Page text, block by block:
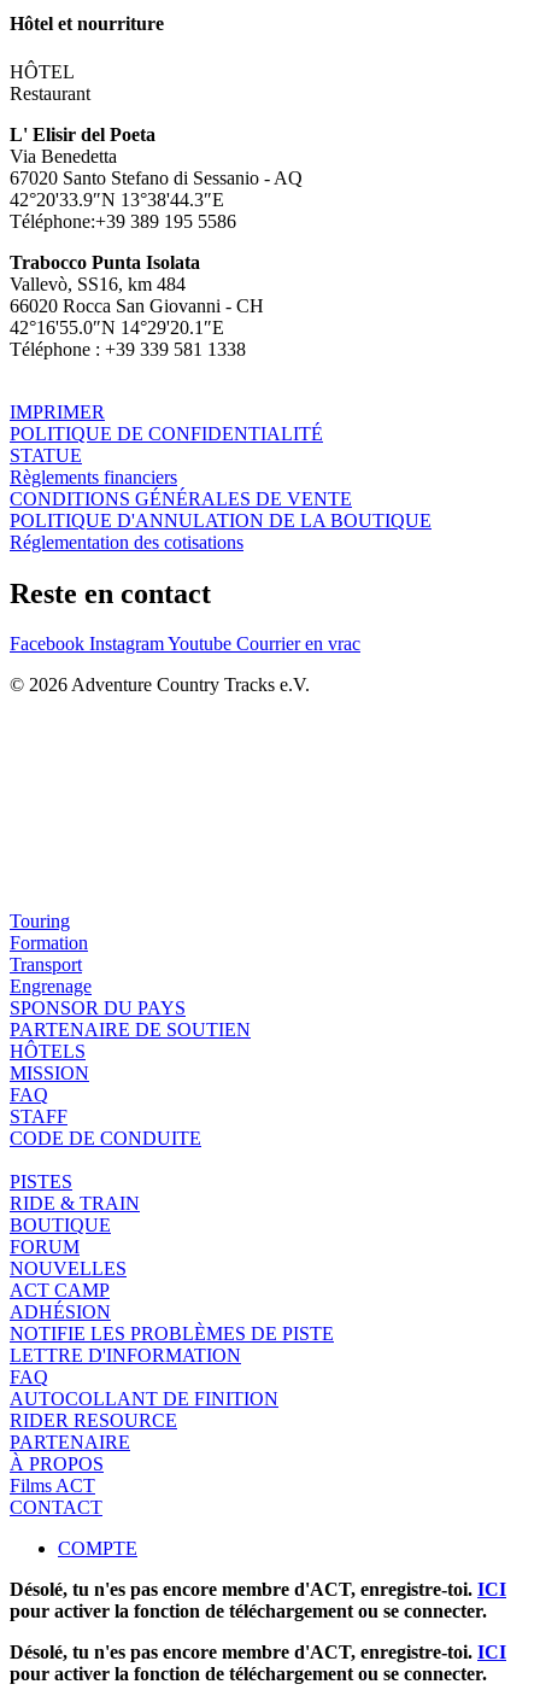
Hôtel et nourriture
HÔTEL
Restaurant
L' Elisir del Poeta
Via Benedetta
67020 Santo Stefano di Sessanio - AQ
42°20'33.9″N 13°38'44.3″E
Téléphone:+39 389 195 5586
Trabocco Punta Isolata
Vallevò, SS16, km 484
66020 Rocca San Giovanni - CH
42°16'55.0″N 14°29'20.1″E
Téléphone : +39 339 581 1338
IMPRIMER
POLITIQUE DE CONFIDENTIALITÉ
STATUE
Règlements financiers
CONDITIONS GÉNÉRALES DE VENTE
POLITIQUE D'ANNULATION DE LA BOUTIQUE
Réglementation des cotisations
Reste en contact
Facebook InstagramYoutube Courrier en vrac
© 2026 Adventure Country Tracks e.V.
Touring
Formation
Transport
Engrenage
SPONSOR DU PAYS
PARTENAIRE DE SOUTIEN
HÔTELS
MISSION
FAQ
STAFF
CODE DE CONDUITE
PISTES
RIDE & TRAIN
BOUTIQUE
FORUM
NOUVELLES
ACT CAMP
ADHÉSION
NOTIFIE LES PROBLÈMES DE PISTE
LETTRE D'INFORMATION
FAQ
AUTOCOLLANT DE FINITION
RIDER RESOURCE
PARTENAIRE
À PROPOS
Films ACT
CONTACT
COMPTE
Désolé, tu n'es pas encore membre d'ACT, enregistre-toi. ICI
pour activer la fonction de téléchargement ou se connecter.
Désolé, tu n'es pas encore membre d'ACT, enregistre-toi. ICI
pour activer la fonction de téléchargement ou se connecter.